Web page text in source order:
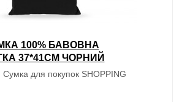
100% БАВОВНА
37*41СМ ЧОРНИЙ
Сумка для покупок SHOPPING